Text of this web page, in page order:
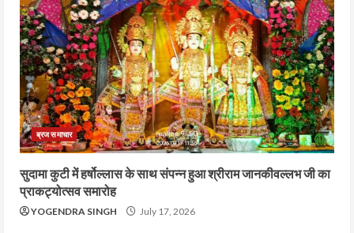
ब्रज समाचार
सुदामा कुटी में हर्षोल्लास के साथ संपन्न हुआ श्रीराम जानकीवल्लभ जी का
प्राकट्योत्सव समारोह
YOGENDRA SINGH July 17, 2026